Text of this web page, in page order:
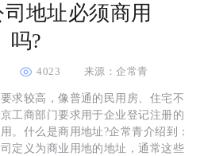
地址必须商用
吗?
4023 来源：企常青
较高，像普通的民用房、住宅不
工商部门要求用于企业登记注册的
。什么是商用地址?企常青介绍到：
定义为商业用地的地址，通常这些